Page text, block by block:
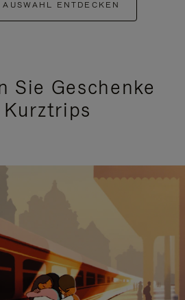
ENTDECKEN
Sie Geschenke